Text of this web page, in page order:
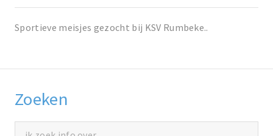
Sportieve meisjes gezocht bij KSV Rumbeke..
Zoeken